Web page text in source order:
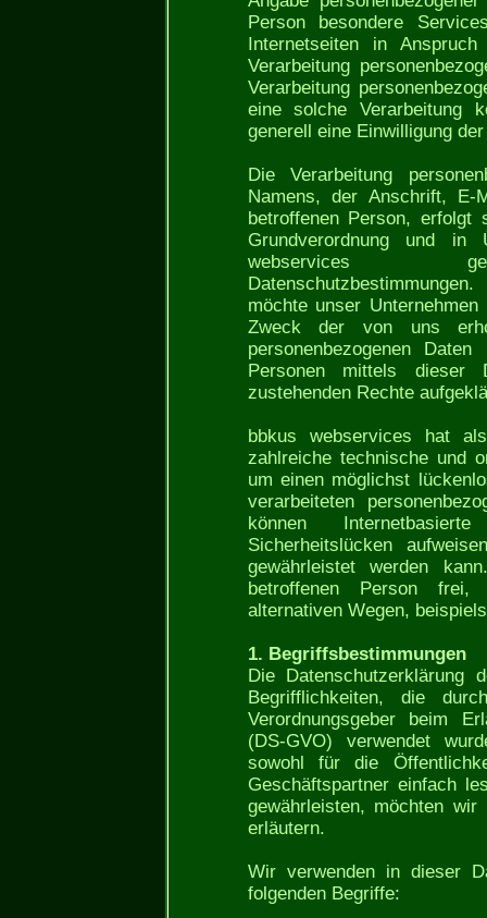
Person besondere
Internetseiten in
Verarbeitung
Verarbeitung
eine solche Verarbeitung
generell eine Einwilligung
Die Verarbeitung
Namens, der Anschrift, E-
betroffenen Person,
Grundverordnung und
webservices
möchte unser
Zweck der von uns
personenbezogenen
Personen mittels dieser
zustehenden Rechte
bbkus webservices hat
zahlreiche technische und
um einen möglichst
verarbeiteten
können Internetbasierte
Sicherheitslücken
gewährleistet werden
betroffenen Person frei,
alternativen Wegen,
1. Begriffsbestimmungen
Die Datenschutzerklärung
Begrifflichkeiten, die
Verordnungsgeber beim
(DS-GVO) verwendet
sowohl für die
Geschäftspartner einfach
gewährleisten, möchten
erläutern.
Wir verwenden in dieser
folgenden Begriffe: